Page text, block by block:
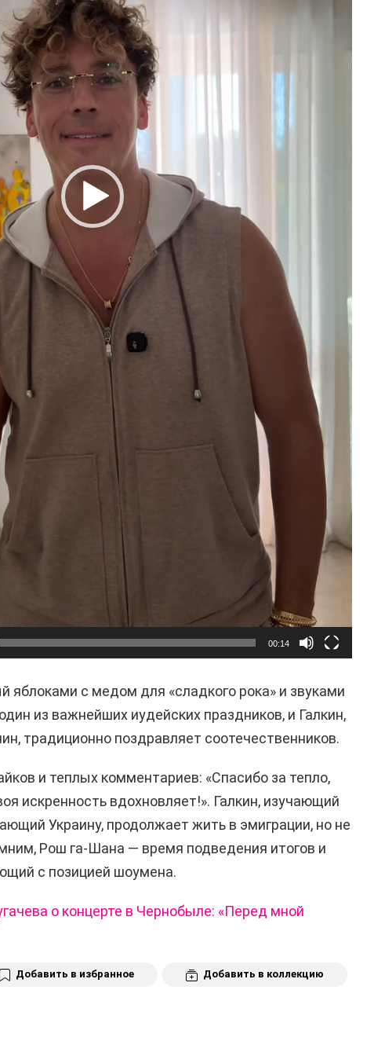
00:14
с медом для «сладкого рока» и звуками
из важнейших иудейских праздников, и Галкин,
традиционно поздравляет соотечественников.
и теплых комментариев: «Спасибо за тепло,
искренность вдохновляет!». Галкин, изучающий
Украину, продолжает жить в эмиграции, но не
Рош га-Шана — время подведения итогов и
с позицией шоумена.
о концерте в Чернобыле: «Перед мной
Добавить в избранное Добавить в коллекцию